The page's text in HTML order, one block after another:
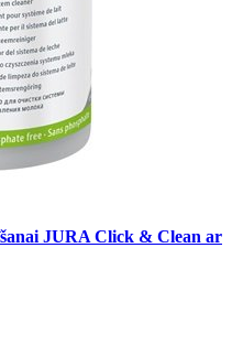
JURA Click & Clean ar